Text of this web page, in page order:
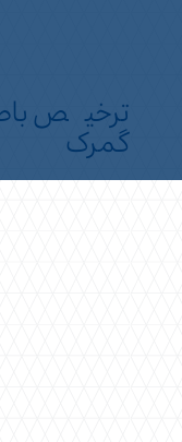
ترخیص
گمرک